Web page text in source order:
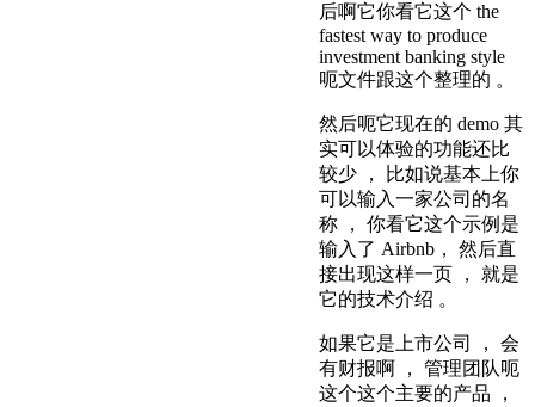
后啊它你看它这个 the
fastest way to produce
investment banking style
呃文件跟这个整理的 。
然后呃它现在的 demo 其
实可以体验的功能还比
较少 ， 比如说基本上你
可以输入一家公司的名
称 ， 你看它这个示例是
输入了 Airbnb， 然后直
接出现这样一页 ， 就是
它的技术介绍 。
如果它是上市公司 ， 会
有财报啊 ， 管理团队呃
这个这个主要的产品 ，